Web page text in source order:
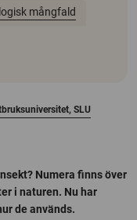
mångfald
SLU
Numera finns över
i naturen. Nu har
de används.